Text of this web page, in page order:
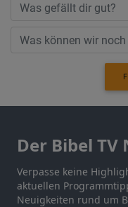
Der Bibel
Verpasse keine
aktuellen
Neuigkeiten rund um